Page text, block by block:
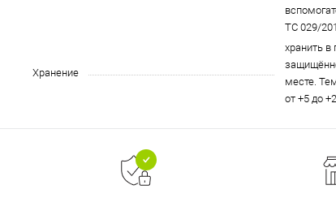
ТС 029/
Хранение
хранить в
месте.
от +5 до